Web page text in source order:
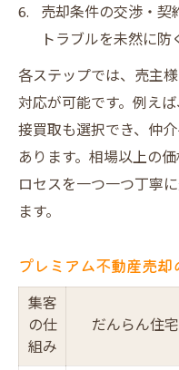
売却条件の交渉・契
トラブルを未然に防
各ステップでは、売主
対応が可能です。例え
接買取も選択でき、仲
あります。相場以上の
ロセスを一つ一つ丁寧
ます。
プレミアム不動産売
集客
の仕
組み
だんらん住宅